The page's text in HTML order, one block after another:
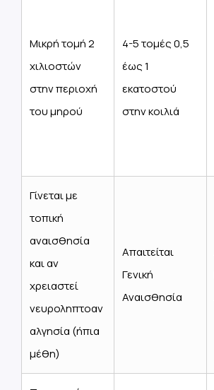
Μικρή τομή 2
χιλιοστών
στην περιοχή
του μηρού
4-5 τομές 0,5
έως 1
εκατοστού
στην κοιλιά
Γίνεται με
τοπική
αναισθησία
και αν
χρειαστεί
νευροληπτοαν
αλγησία (ήπια
μέθη)
Απαιτείται
Γενική
Αναισθησία